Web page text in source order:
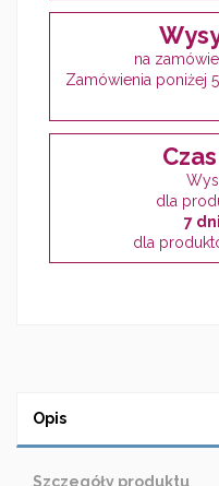
na
Zamówienia poniżej
dla
7
dla
Opis
Szczegóły produktu